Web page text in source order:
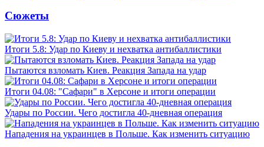
Сюжеты
Итоги 5.8: Удар по Киеву и нехватка антибаллистики
Пытаются взломать Киев. Реакция Запада на удар
Итоги 04.08: "Сафари" в Херсоне и итоги операции
Удары по России. Чего достигла 40-дневная операция
Нападения на украинцев в Польше. Как изменить ситуацию